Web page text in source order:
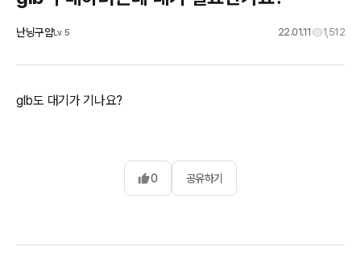
난닝구얌Lv 5 22.01.11 1,512
glb도 대기가 기나요?
0 공유하기